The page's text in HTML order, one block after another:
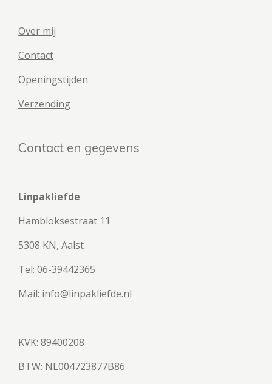
Over mij
Contact
Openingstijden
Verzending
Contact en gegevens
Linpakliefde
Hambloksestraat 11
5308 KN, Aalst
Tel: 06-39442365
Mail: info@linpakliefde.nl
KVK: 89400208
BTW: NL004723877B86